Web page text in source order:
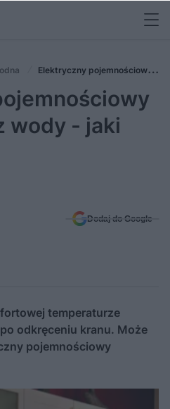
Elektryczny pojemnościowy
wody - jaki
Dodaj do Google
temperaturze
odkręceniu kranu. Może
pojemnościowy